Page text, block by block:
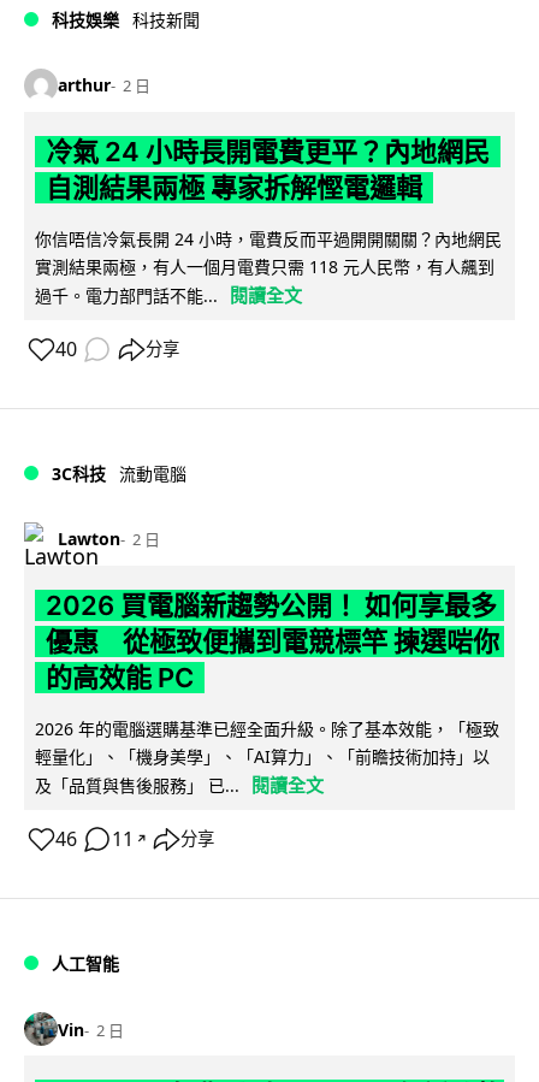
科技娛樂 科技新聞
arthur 2 日
冷氣 24 小時長開電費更平？內地網民
自測結果兩極 專家拆解慳電邏輯
你信唔信冷氣長開 24 小時，電費反而平過開開關關？內地網民
實測結果兩極，有人一個月電費只需 118 元人民幣，有人飆到
過千。電力部門話不能...
閱讀全文
40 分享
3C科技 流動電腦
Lawton 2 日
2026 買電腦新趨勢公開！ 如何享最多
優惠 從極致便攜到電競標竿 揀選啱你
的高效能 PC
2026 年的電腦選購基準已經全面升級。除了基本效能，「極致
輕量化」、「機身美學」、「AI算力」、「前瞻技術加持」以
及「品質與售後服務」 已...
閱讀全文
46 11 ↗ 分享
人工智能
Vin 2 日